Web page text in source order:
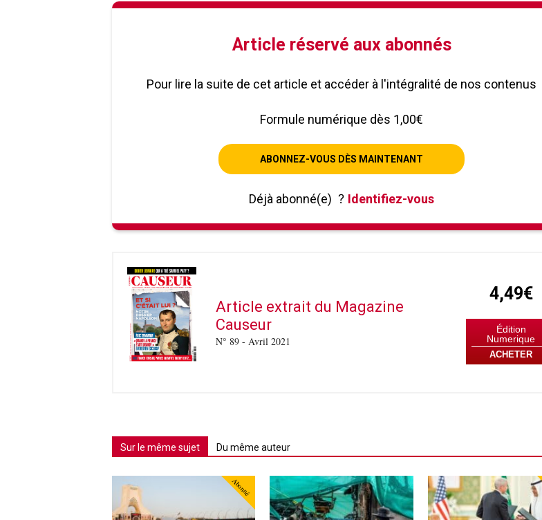
Article réservé aux abonnés
Pour lire la suite de cet article et accéder à l'intégralité de nos contenus
Formule numérique dès 1,00€
ABONNEZ-VOUS DÈS MAINTENANT
Déjà abonné(e) ? Identifiez-vous
Article extrait du Magazine
Causeur
N° 89 - Avril 2021
4,49€
Édition
Numerique
ACHETER
Sur le même sujet Du même auteur
Abonné